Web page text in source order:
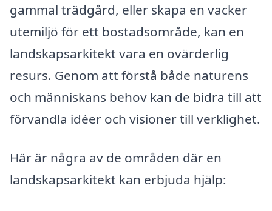
gammal trädgård, eller skapa en vacker
utemiljö för ett bostadsområde, kan en
landskapsarkitekt vara en ovärderlig
resurs. Genom att förstå både naturens
och människans behov kan de bidra till att
förvandla idéer och visioner till verklighet.
Här är några av de områden där en
landskapsarkitekt kan erbjuda hjälp: